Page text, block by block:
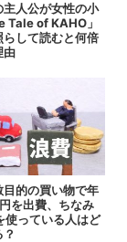
人公が女性の小
Tale of KAHO」
らして読むと何倍
由
目的の買い物で年
を出費、ちなみ
使っている人はど